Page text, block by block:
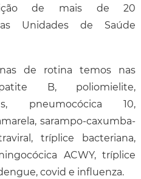
de mais de 20
Unidades de Saúde
de rotina temos nas
B, poliomielite,
pneumocócica 10,
sarampo-caxumba-
tríplice bacteriana,
ACWY, tríplice
covid e influenza.